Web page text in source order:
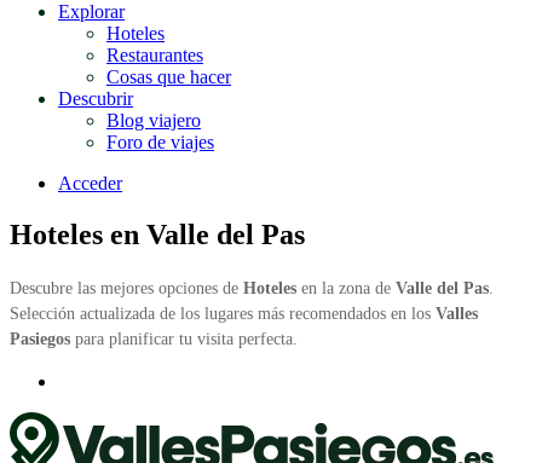
Explorar
Hoteles
Restaurantes
Cosas que hacer
Descubrir
Blog viajero
Foro de viajes
Acceder
Hoteles en Valle del Pas
Descubre las mejores opciones de Hoteles en la zona de Valle del Pas
Selección actualizada de los lugares más recomendados en los Valles
Pasiegos para planificar tu visita perfecta.